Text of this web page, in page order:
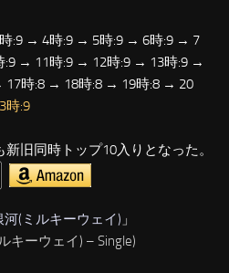
:9 → 4時:9 → 5時:9 → 6時:9 → 7
→ 11時:9 → 12時:9 → 13時:9 →
17時:8 → 18時:8 → 19時:8 → 20
時:9
旧同時トップ10入りとなった。
(ミルキーウェイ) 」
キーウェイ) – Single)